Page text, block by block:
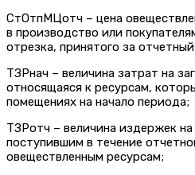
СтОтпМЦотч – цена
в производство или
отрезка, принятого за
ТЗРнач – величина затрат на
относящаяся к ресурсам,
помещениях на начало периода;
ТЗРотч – величина издержек
поступившим в течение
овеществленным ресурсам;